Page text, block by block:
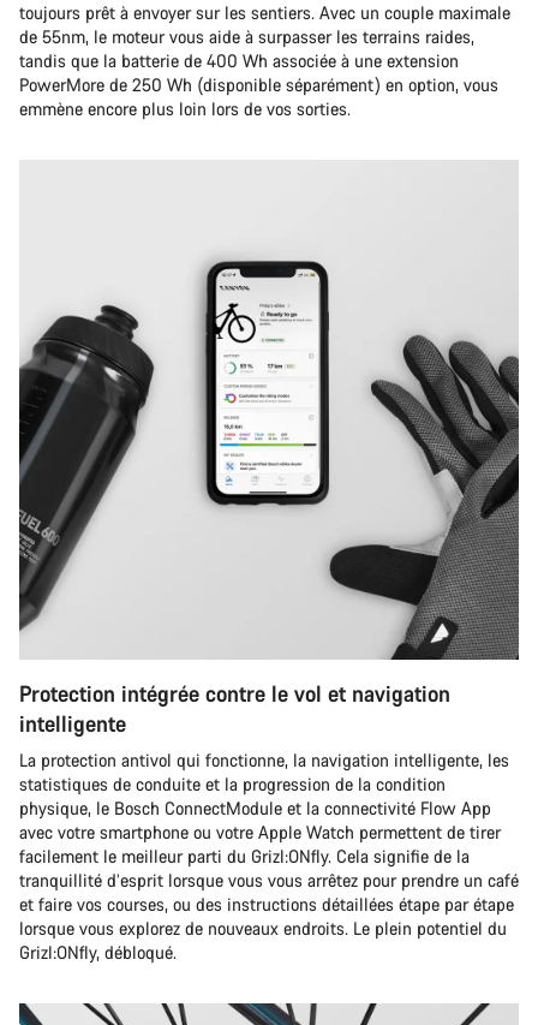
toujours prêt à envoyer sur les sentiers. Avec un couple maximale
de 55nm, le moteur vous aide à surpasser les terrains raides,
tandis que la batterie de 400 Wh associée à une extension
PowerMore de 250 Wh (disponible séparément) en option, vous
emmène encore plus loin lors de vos sorties.
Protection intégrée contre le vol et navigation
intelligente
La protection antivol qui fonctionne, la navigation intelligente, les
statistiques de conduite et la progression de la condition
physique, le Bosch ConnectModule et la connectivité Flow App
avec votre smartphone ou votre Apple Watch permettent de tirer
facilement le meilleur parti du Grizl:ONfly. Cela signifie de la
tranquillité d’esprit lorsque vous vous arrêtez pour prendre un café
et faire vos courses, ou des instructions détaillées étape par étape
lorsque vous explorez de nouveaux endroits. Le plein potentiel du
Grizl:ONfly, débloqué.